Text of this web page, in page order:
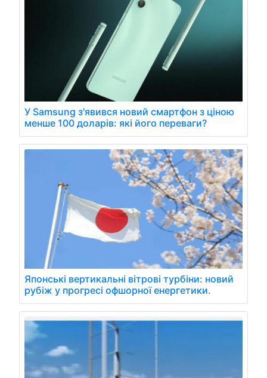
У Samsung з'явився новий смартфон з ціною
менше 100 доларів: які його переваги?
Японські вертикальні вітрові турбіни: новий
рубіж у прогресі офшорної енергетики.